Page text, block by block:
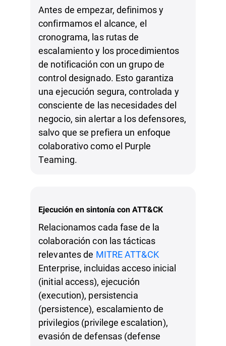
Antes de empezar, definimos y
confirmamos el alcance, el
cronograma, las rutas de
escalamiento y los procedimientos
de notificación con un grupo de
control designado. Esto garantiza
una ejecución segura, controlada y
consciente de las necesidades del
negocio, sin alertar a los defensores,
salvo que se prefiera un enfoque
colaborativo como el Purple
Teaming.
Ejecución en sintonía con ATT&CK
Relacionamos cada fase de la
colaboración con las tácticas
relevantes de MITRE ATT&CK
Enterprise, incluidas acceso inicial
(initial access), ejecución
(execution), persistencia
(persistence), escalamiento de
privilegios (privilege escalation),
evasión de defensas (defense